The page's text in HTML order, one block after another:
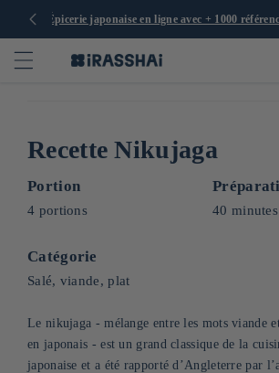
🛒 Épicerie japonaise en ligne avec +
Recette Nikujaga
Portion
4 portions 40 minutes
Catégorie
Salé, viande, plat
Le nikujaga - mélange entre les mots viande
en japonais - est un grand classique de la
japonaise et a été rapporté d’Angleterre par